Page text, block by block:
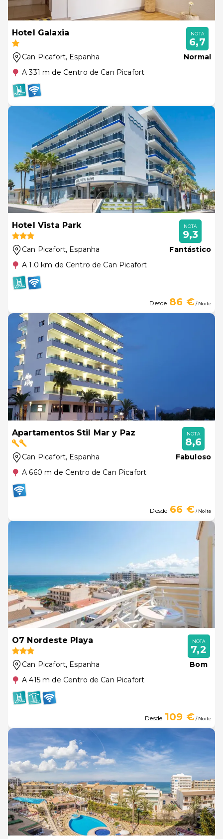
Hotel Galaxia
Can Picafort, Espanha
A 331 m de Centro de Can Picafort
NOTA
6,7
Normal
Hotel Vista Park
Can Picafort, Espanha
A 1.0 km de Centro de Can Picafort
NOTA
9,3
Fantástico
Desde 86 €/ Noite
Apartamentos Stil Mar y Paz
Can Picafort, Espanha
A 660 m de Centro de Can Picafort
NOTA
8,6
Fabuloso
Desde 66 €/ Noite
O7 Nordeste Playa
Can Picafort, Espanha
A 415 m de Centro de Can Picafort
NOTA
7,2
Bom
Desde 109 €/ Noite